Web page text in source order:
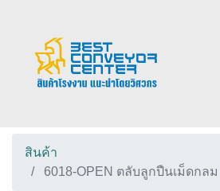
สินค้า
6018-OPEN ตลับลูกปืนเม็ดกลม